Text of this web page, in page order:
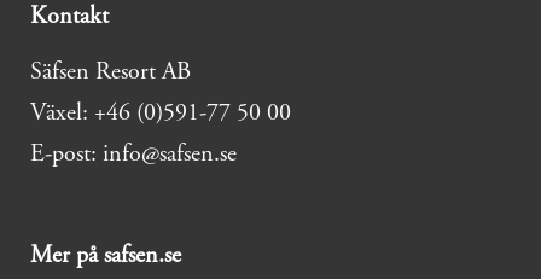
Kontakt
Säfsen Resort AB
Växel: +46 (0)591-77 50 00
E-post: info@safsen.se
Mer på safsen.se